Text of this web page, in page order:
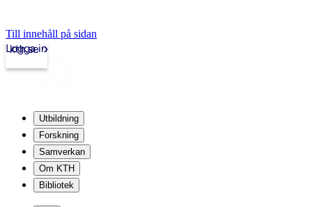
Till innehåll på sidan
kth.se
Logga in
Utbildning
Forskning
Samverkan
Om KTH
Bibliotek